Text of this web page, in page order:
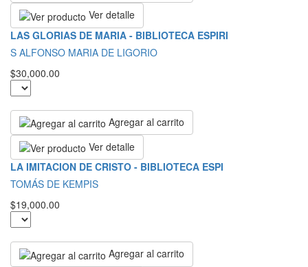
Ver detalle
LAS GLORIAS DE MARIA - BIBLIOTECA ESPIRI
S ALFONSO MARIA DE LIGORIO
$30,000.00
Agregar al carrito
Ver detalle
LA IMITACION DE CRISTO - BIBLIOTECA ESPI
TOMÁS DE KEMPIS
$19,000.00
Agregar al carrito